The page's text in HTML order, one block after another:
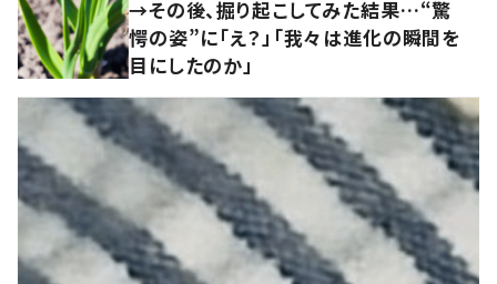
→その後、掘り起こしてみた結果…“驚
愕の姿”に「え？」「我々は進化の瞬間を
目にしたのか」